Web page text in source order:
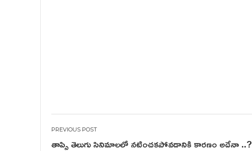
Post
తాప్సి తెలుగు సినిమాలలో నటించకపోవడానికి కారణం అదేనా ..?